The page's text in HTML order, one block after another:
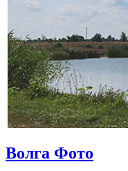
Волга Фото